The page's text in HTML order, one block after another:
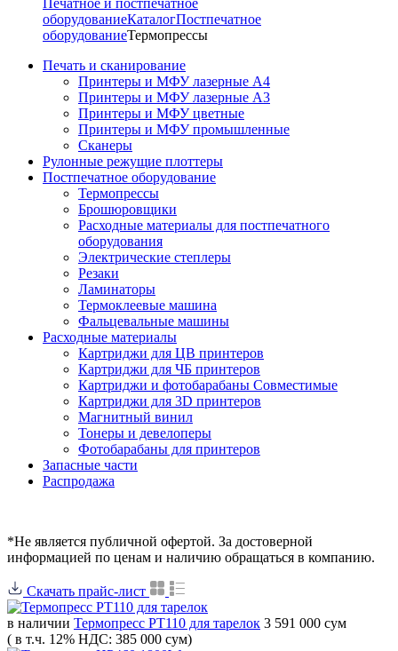
оборудованиеКаталогПостпечатное
оборудованиеТермопрессы
Печать и сканирование
Принтеры и МФУ лазерные А4
Принтеры и МФУ лазерные А3
Принтеры и МФУ цветные
Принтеры и МФУ промышленные
Сканеры
Рулонные режущие плоттеры
Постпечатное оборудование
Термопрессы
Брошюровщики
Расходные материалы для постпечатного
оборудования
Электрические степлеры
Резаки
Ламинаторы
Термоклеевые машина
Фальцевальные машины
Расходные материалы
Картриджи для ЦВ принтеров
Картриджи для ЧБ принтеров
Картриджи и фотобарабаны Совместимые
Картриджи для 3D принтеров
Магнитный винил
Тонеры и девелоперы
Фотобарабаны для принтеров
Запасные части
Распродажа
*Не является публичной офертой. За достоверной
информацией по ценам и наличию обращаться в компанию.
Скачать прайс-лист
в наличии Термопресс PT110 для тарелок 3 591 000 сум
( в т.ч. 12% НДС: 385 000 сум)